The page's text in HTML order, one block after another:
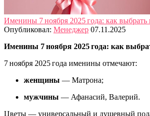
Именины 7 ноября 2025 года: как
Опубликовал: Менеджер 07.11.2025
Именины 7 ноября 2025 года: как
7 ноября 2025 года именины отмечают:
женщины — Матрона;
мужчины — Афанасий, Валерий.
Цветы — универсальный и душевный